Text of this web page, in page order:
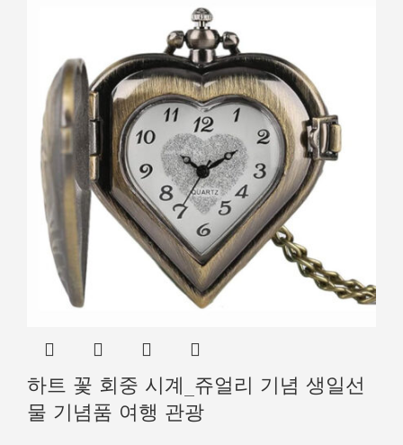
하트 꽃 회중 시계_쥬얼리 기념 생일선
물 기념품 여행 관광